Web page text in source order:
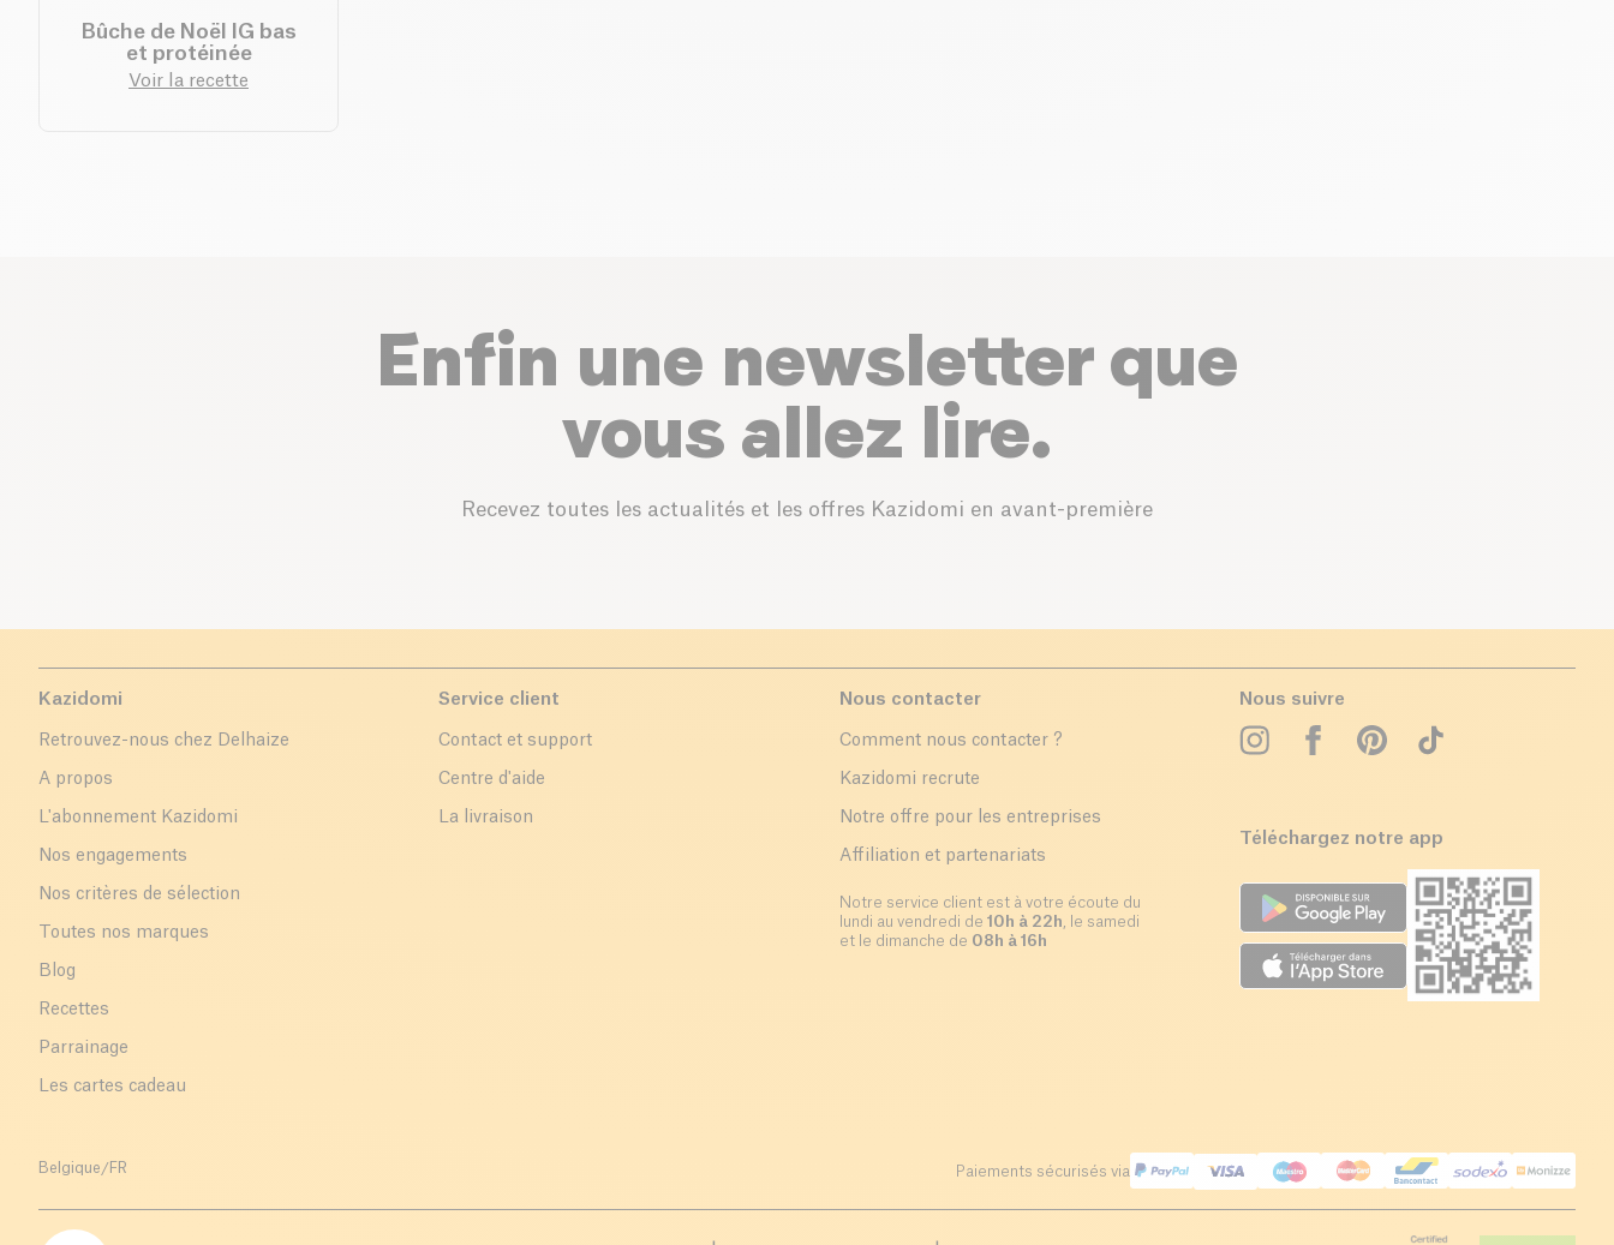
Bûche de Noël IG bas
et protéinée
Voir la recette
Enfin une newsletter que
vous allez lire.
Recevez toutes les actualités et les offres Kazidomi en avant-première
Kazidomi
Retrouvez-nous chez Delhaize
A propos
L'abonnement Kazidomi
Nos engagements
Nos critères de sélection
Toutes nos marques
Blog
Recettes
Parrainage
Les cartes cadeau
Service client
Contact et support
Centre d'aide
La livraison
Nous contacter
Comment nous contacter ?
Kazidomi recrute
Notre offre pour les entreprises
Affiliation et partenariats
Notre service client est à votre écoute du
lundi au vendredi de 10h à 22h , le samedi
et le dimanche de 08h à 16h
Nous suivre
Téléchargez notre app
Belgique/ FR Paiements sécurisés via